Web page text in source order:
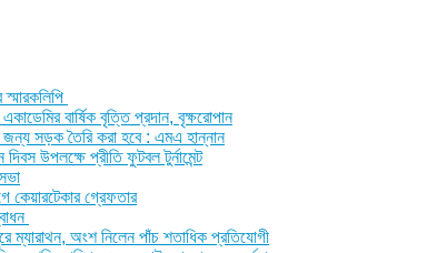
বার্ষিক বৃত্তি প্রদান, বৃক্ষরোপান
জন্য সড়ক তৈরি করা হবে : এমএ হান্নান
উপলক্ষে প্রীতি ফুটবল টুর্নামেন্ট
কেয়ারটেকার গ্রেফতার
ম্যারাথন, অংশ নিলেন পাঁচ শতাধিক প্রতিযোগী